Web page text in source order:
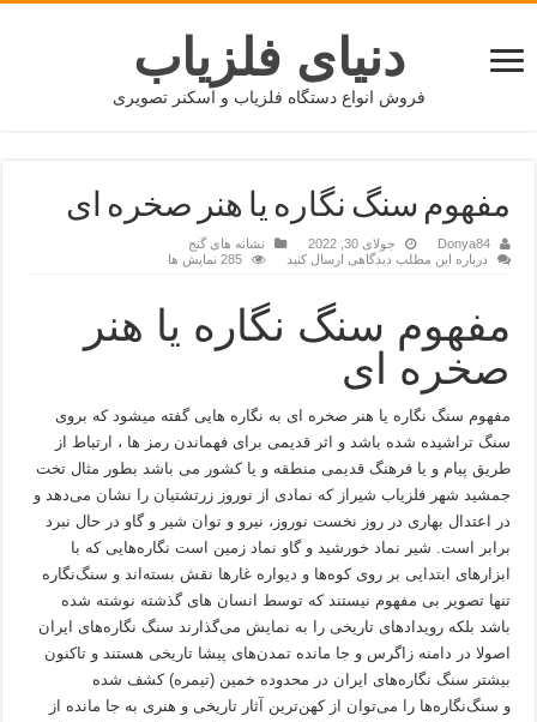
دنیای فلزیاب
فروش انواع دستگاه فلزیاب و اسکنر تصویری
مفهوم سنگ نگاره یا هنر صخره ای
Donya84 جولای 30, 2022
نشانه های گنج
درباره این مطلب دیدگاهی ارسال کنید
285 نمایش ها
مفهوم سنگ نگاره یا هنر
صخره ای
مفهوم سنگ نگاره یا هنر صخره ای به نگاره هایی گفته میشود که بروی
سنگ تراشیده شده باشد و اثر قدیمی برای فهماندن رمز ها ، ارتباط از
طریق پیام و یا فرهنگ قدیمی منطقه و یا کشور می باشد بطور مثال تخت
جمشید شهر فلزیاب شیراز که نمادی از نوروز زرتشتیان را نشان می‌دهد و
در اعتدال بهاری در روز نخست نوروز، نیرو و توان شیر و گاو در حال نبرد
برابر است. شیر نماد خورشید و گاو نماد زمین است نگاره‌هایی که با
ابزار‌های ابتدایی بر روی کوه‌ها و دیواره غار‌ها نقش بسته‌اند و سنگ‌نگاره
تنها تصویر بی مفهوم نیستند که توسط انسان های گذشته نوشته شده
باشد بلکه رویدادهای تاریخی را به نمایش می‌گذارند سنگ نگاره‌های ایران
اصولا در دامنه زاگرس و جا مانده تمدن‌های پیشا تاریخی هستند و تاکنون
بیشتر سنگ نگاره‌های ایران در محدوده خمین (تیمره) کشف شده
و سنگ‌نگاره‌ها را می‌توان از کهن‌ترین آثار تاریخی و هنری به جا مانده از